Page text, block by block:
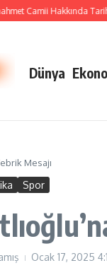
Camii Hakkında Tarihi
Dünya
Mesajı
Spor
Ocak 17, 2025